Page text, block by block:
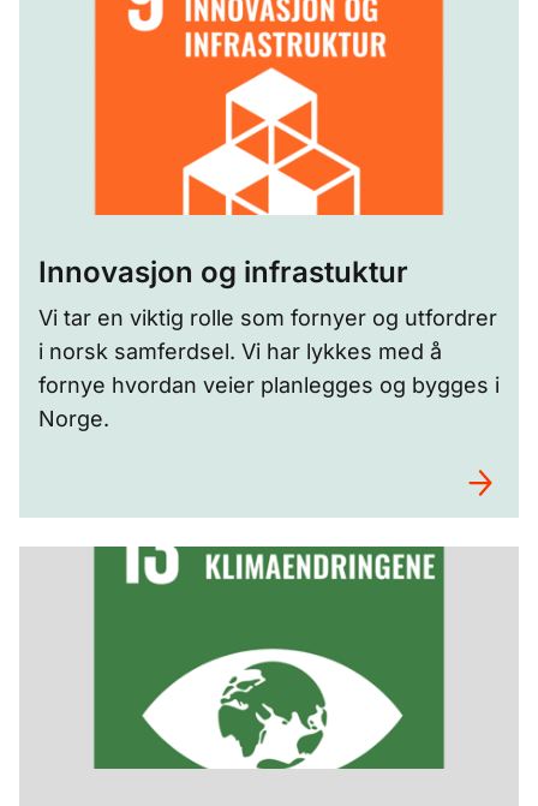
Innovasjon og infrastuktur
Vi tar en viktig rolle som fornyer og utfordrer
i norsk samferdsel. Vi har lykkes med å
fornye hvordan veier planlegges og bygges i
Norge.